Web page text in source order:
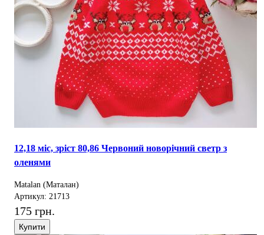
12,18 міс, зріст 80,86 Червоний новорічний светр з
оленями
Matalan (Маталан)
Артикул: 21713
175 грн.
Купити